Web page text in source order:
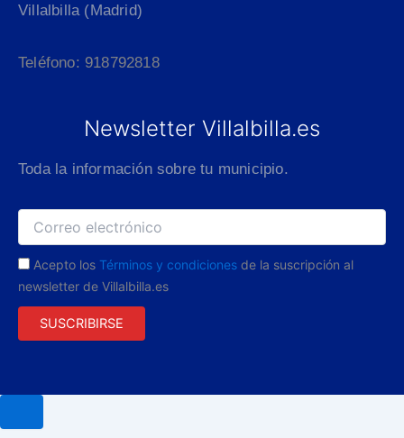
Villalbilla (Madrid)
Teléfono: 918792818
Newsletter Villalbilla.es
Toda la información sobre tu municipio.
Acepto los Términos y condiciones de la suscripción al
newsletter de Villalbilla.es
SUSCRIBIRSE